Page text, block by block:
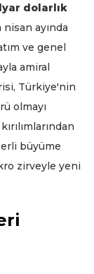
dolarlık
nisan ayında
ve genel
amiral
Türkiye'nin
olmayı
büyüme
zirveyle yeni